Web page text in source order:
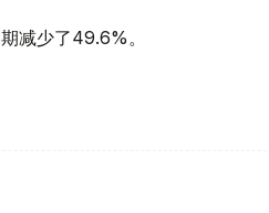
减少了49.6%。